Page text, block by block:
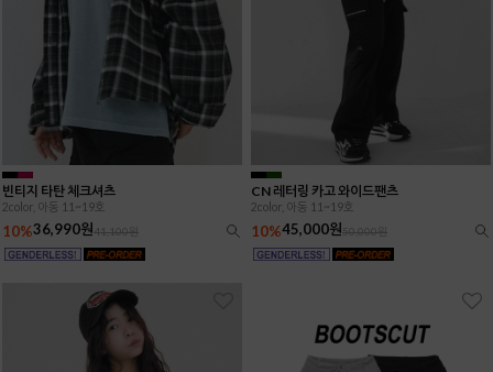
빈티지 타탄 체크셔츠
2color, 아동 11~19호
10%36,990원41,100원
CN 레터링 카고 와이드팬츠
2color, 아동 11~19호
10%45,000원50,000원